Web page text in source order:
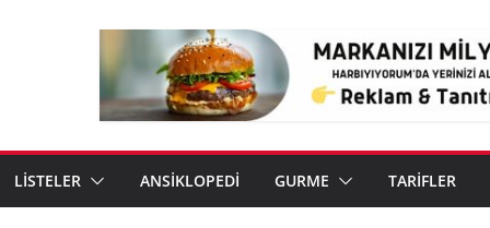
LİSTELER ANSİKLOPEDİ GURME TARİFLER